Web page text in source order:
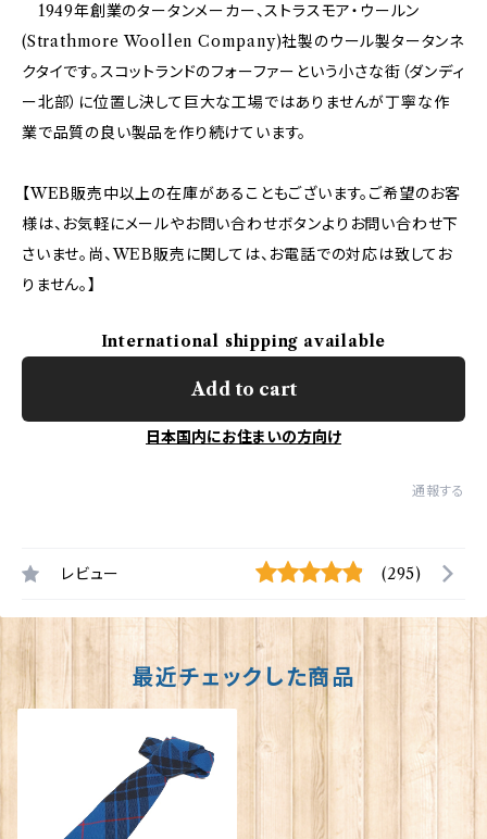
1949年創業のタータンメーカー、ストラスモア・ウールン
(Strathmore Woollen Company)社製のウール製タータンネ
クタイです。スコットランドのフォーファーという小さな街（ダンディ
ー北部）に位置し決して巨大な工場ではありませんが丁寧な作
業で品質の良い製品を作り続けています。
【WEB販売中以上の在庫があることもございます。ご希望のお客
様は、お気軽にメールやお問い合わせボタンよりお問い合わせ下
さいませ。尚、WEB販売に関しては、お電話での対応は致してお
りません。】
International shipping available
Add to cart
日本国内にお住まいの方向け
通報する
レビュー (295)
最近チェックした商品